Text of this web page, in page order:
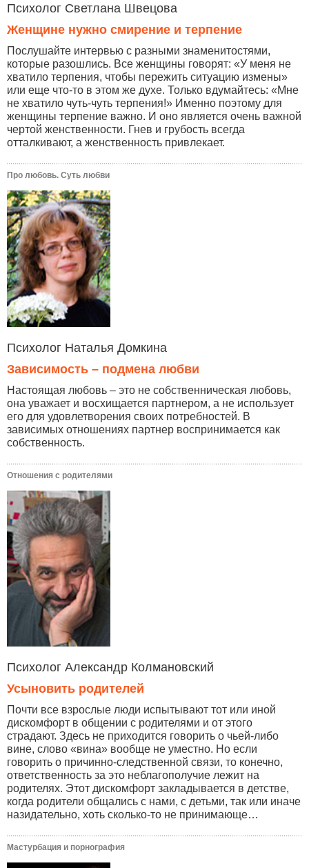
Психолог Светлана Швецова
Женщине нужно смирение и терпение
Послушайте интервью с разными знаменитостями,
которые разошлись. Все женщины говорят: «У меня не
хватило терпения, чтобы пережить ситуацию измены»
или еще что-то в этом же духе. Только вдумайтесь: «Мне
не хватило чуть-чуть терпения!» Именно поэтому для
женщины терпение важно. И оно является очень важной
чертой женственности. Гнев и грубость всегда
отталкивают, а женственность привлекает.
Про любовь. Суть любви
Психолог Наталья Домкина
Зависимость – подмена любви
Настоящая любовь – это не собственническая любовь,
она уважает и восхищается партнером, а не использует
его для удовлетворения своих потребностей. В
зависимых отношениях партнер воспринимается как
собственность.
Отношения с родителями
Психолог Александр Колмановский
Усыновить родителей
Почти все взрослые люди испытывают тот или иной
дискомфорт в общении с родителями и от этого
страдают. Здесь не приходится говорить о чьей-либо
вине, слово «вина» вообще не уместно. Но если
говорить о причинно-следственной связи, то конечно,
ответственность за это неблагополучие лежит на
родителях. Этот дискомфорт закладывается в детстве,
когда родители общались с нами, с детьми, так или иначе
назидательно, хоть сколько-то не принимающе…
Мастурбация и порнография